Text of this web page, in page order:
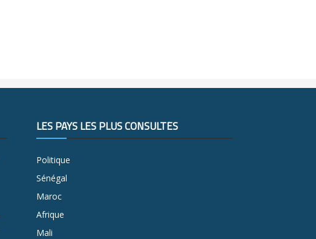
LES PAYS LES PLUS CONSULTÉS
Politique
Sénégal
Maroc
Afrique
Mali